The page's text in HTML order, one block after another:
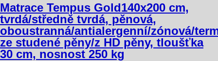
Matrace Tempus Gold140x200 cm,
tvrdá/středně tvrdá, pěnová,
oboustranná/antialergenní/zónová/
ze studené pěny/z HD pěny, tloušťka
30 cm, nosnost 250 kg